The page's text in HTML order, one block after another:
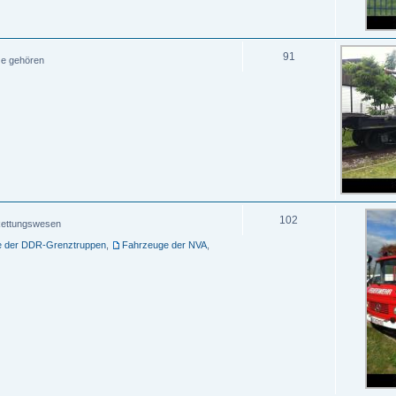
gehören 91
der DDR-Grenztruppen
Fahrzeuge der NVA
102